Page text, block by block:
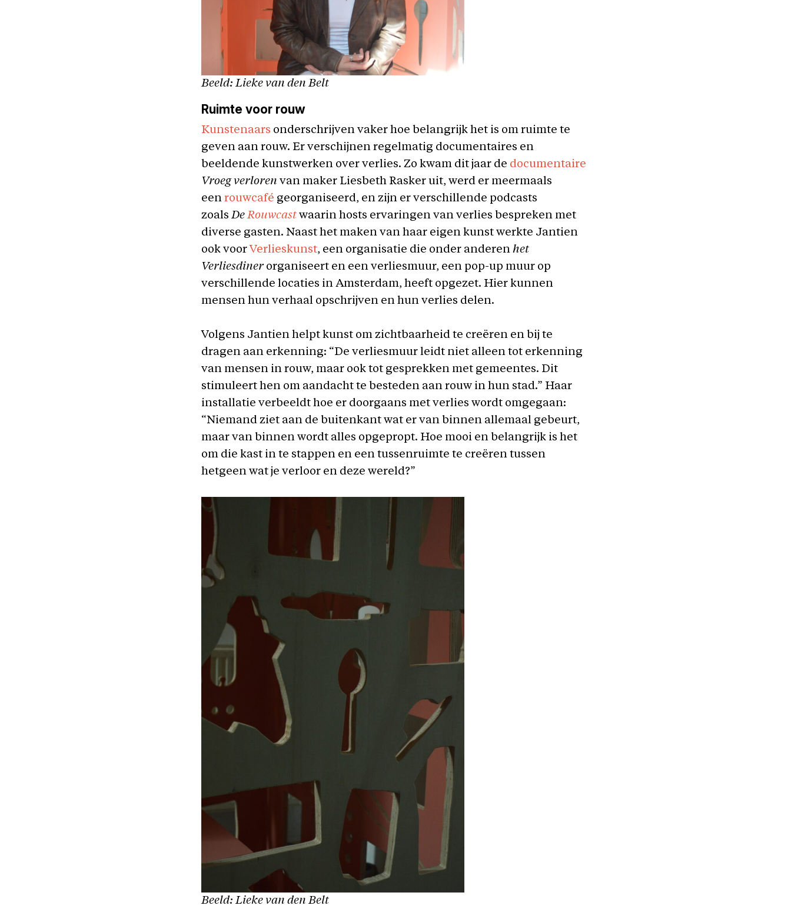
Beeld: Lieke van den Belt
Ruimte voor rouw
Kunstenaars onderschrijven vaker hoe belangrijk het is om ruimte te
geven aan rouw. Er verschijnen regelmatig documentaires en
beeldende kunstwerken over verlies. Zo kwam dit jaar de documentaire
Vroeg verloren van maker Liesbeth Rasker uit, werd er meermaals
een rouwcafé georganiseerd, en zijn er verschillende podcasts
zoalsDe Rouwcast waarin hosts ervaringen van verlies bespreken met
diverse gasten. Naast het maken van haar eigen kunst werkte Jantien
ook voor Verlieskunst, een organisatie die onder anderen het
Verliesdinerorganiseert en een verliesmuur, een pop-up muur op
verschillende locaties in Amsterdam, heeft opgezet. Hier kunnen
mensen hun verhaal opschrijven en hun verlies delen.
Volgens Jantien helpt kunst om zichtbaarheid te creëren en bij te
dragen aan erkenning: “De verliesmuur leidt niet alleen tot erkenning
van mensen in rouw, maar ook tot gesprekken met gemeentes. Dit
stimuleert hen om aandacht te besteden aan rouw in hun stad.” Haar
installatie verbeeldt hoe er doorgaans met verlies wordt omgegaan:
“Niemand ziet aan de buitenkant wat er van binnen allemaal gebeurt,
maar van binnen wordt alles opgepropt. Hoe mooi en belangrijk is het
om die kast in te stappen en een tussenruimte te creëren tussen
hetgeen wat je verloor en deze wereld?”
Beeld: Lieke van den Belt